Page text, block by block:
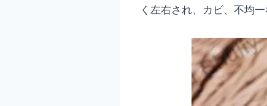
く左右され、カビ、不均